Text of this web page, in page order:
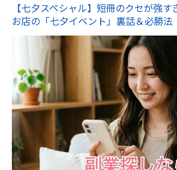
【七夕スペシャル】短冊のクセが強
お店の「七夕イベント」裏話＆必勝法